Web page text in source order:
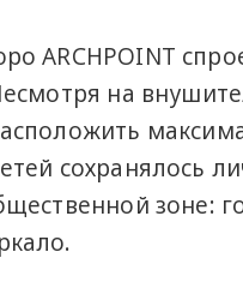
ARCHPOINT
на
сохранялось
зоне: